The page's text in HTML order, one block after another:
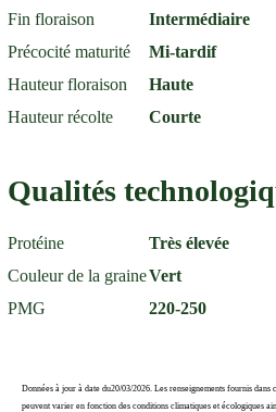
Fin floraison
Intermédiaire
Précocité maturité
Mi-tardif
Hauteur floraison
Haute
Hauteur récolte
Courte
Qualités
Protéine
Très élevée
Couleur de la graineVert
PMG
220-250
Données à jour à date du20/03/2026. Les renseignements fournis
peuvent varier en fonction des conditions climatiques et écologiques